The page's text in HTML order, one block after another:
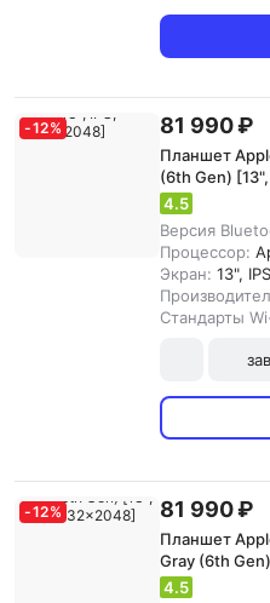
-12% 81 990 ₽
Планшет
(6th Gen)
4.5
Версия
Процессор:
Экран: 13",
Стандарты
-12% 81 990 ₽
Планшет
Gray (6th
4.5